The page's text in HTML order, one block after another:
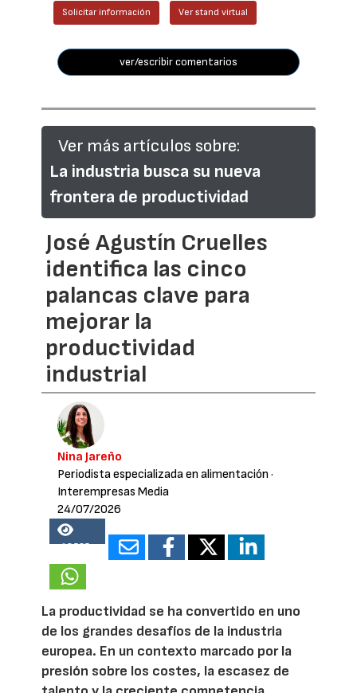
Solicitar información Ver stand virtual
ver/escribir comentarios
Ver más artículos sobre:
La industria busca su nueva
frontera de productividad
José Agustín Cruelles
identifica las cinco
palancas clave para
mejorar la
productividad
industrial
Nina Jareño
Periodista especializada en alimentación ·
Interempresas Media
24/07/2026
18535
La productividad se ha convertido en uno
de los grandes desafíos de la industria
europea. En un contexto marcado por la
presión sobre los costes, la escasez de